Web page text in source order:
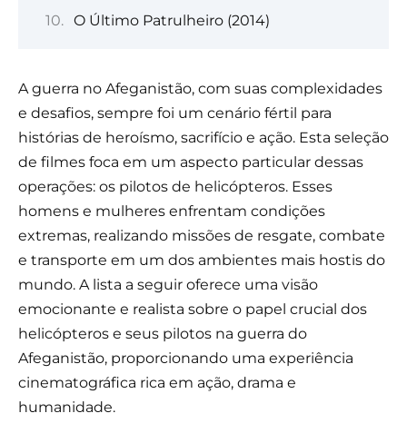
O Último Patrulheiro (2014)
A guerra no Afeganistão, com suas complexidades
e desafios, sempre foi um cenário fértil para
histórias de heroísmo, sacrifício e ação. Esta seleção
de filmes foca em um aspecto particular dessas
operações: os pilotos de helicópteros. Esses
homens e mulheres enfrentam condições
extremas, realizando missões de resgate, combate
e transporte em um dos ambientes mais hostis do
mundo. A lista a seguir oferece uma visão
emocionante e realista sobre o papel crucial dos
helicópteros e seus pilotos na guerra do
Afeganistão, proporcionando uma experiência
cinematográfica rica em ação, drama e
humanidade.